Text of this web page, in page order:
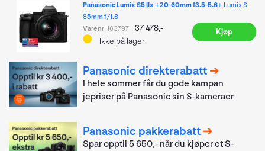
Panasonic Lumix S5 IIx +20-60mm f3.5-5.6+ Lumix S
85mm f/1.8
Varenr 163797 37 478,-
Ikke på lager
Panasonic direkterabatt
I hele sommer får du gode kampan
jepriser på Panasonic sin S-kameraer
Panasonic pakkerabatt
Spar opptil 5 650,- når du kjøper et S-